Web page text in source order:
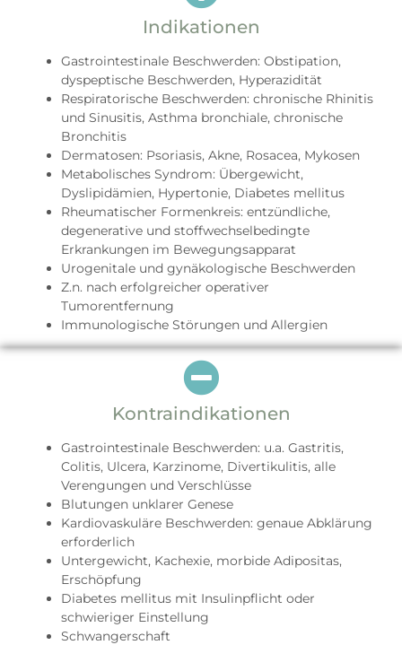
Indikationen
Gastrointestinale Beschwerden: Obstipation,
dyspeptische Beschwerden, Hyperazidität
Respiratorische Beschwerden: chronische Rhinitis
und Sinusitis, Asthma bronchiale, chronische
Bronchitis
Dermatosen: Psoriasis, Akne, Rosacea, Mykosen
Metabolisches Syndrom: Übergewicht,
Dyslipidämien, Hypertonie, Diabetes mellitus
Rheumatischer Formenkreis: entzündliche,
degenerative und stoffwechselbedingte
Erkrankungen im Bewegungsapparat
Urogenitale und gynäkologische Beschwerden
Z.n. nach erfolgreicher operativer
Tumorentfernung
Immunologische Störungen und Allergien
Kontraindikationen
Gastrointestinale Beschwerden: u.a. Gastritis,
Colitis, Ulcera, Karzinome, Divertikulitis, alle
Verengungen und Verschlüsse
Blutungen unklarer Genese
Kardiovaskuläre Beschwerden: genaue Abklärung
erforderlich
Untergewicht, Kachexie, morbide Adipositas,
Erschöpfung
Diabetes mellitus mit Insulinpflicht oder
schwieriger Einstellung
Schwangerschaft